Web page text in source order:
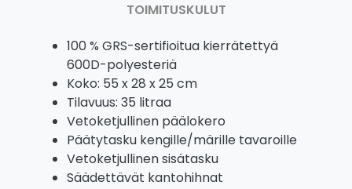
TOIMITUSKULUT
100 % GRS-sertifioitua kierrätettyä
600D-polyesteriä
Koko: 55 x 28 x 25 cm
Tilavuus: 35 litraa
Vetoketjullinen päälokero
Päätytasku kengille/märille tavaroille
Vetoketjullinen sisätasku
Säädettävät kantohihnat